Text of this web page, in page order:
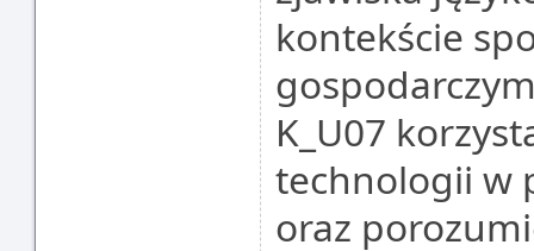
kontekście
K_U07
technologii w
oraz